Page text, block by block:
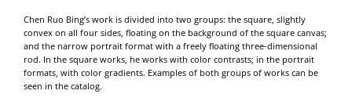
Chen Ruo Bing’s work is divided into two groups: the square, slightly
convex on all four sides, floating on the background of the square canvas;
and the narrow portrait format with a freely floating three-dimensional
rod. In the square works, he works with color contrasts; in the portrait
formats, with color gradients. Examples of both groups of works can be
seen in the catalog.